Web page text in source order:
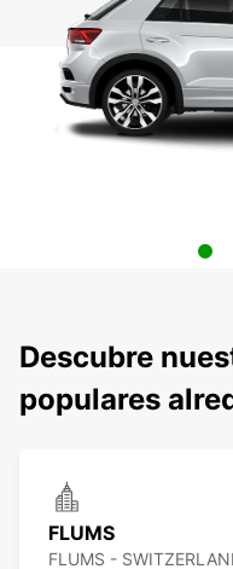
Descubre
populares
FLUMS
FLUMS -